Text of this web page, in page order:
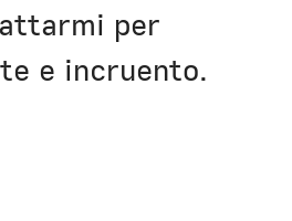
per
e incruento.